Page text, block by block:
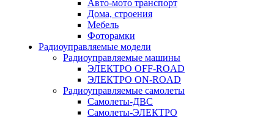
Авто-мото транспорт
Дома, строения
Мебель
Фоторамки
Радиоуправляемые модели
Радиоуправляемые машины
ЭЛЕКТРО OFF-ROAD
ЭЛЕКТРО ON-ROAD
Радиоуправляемые самолеты
Самолеты-ДВС
Самолеты-ЭЛЕКТРО